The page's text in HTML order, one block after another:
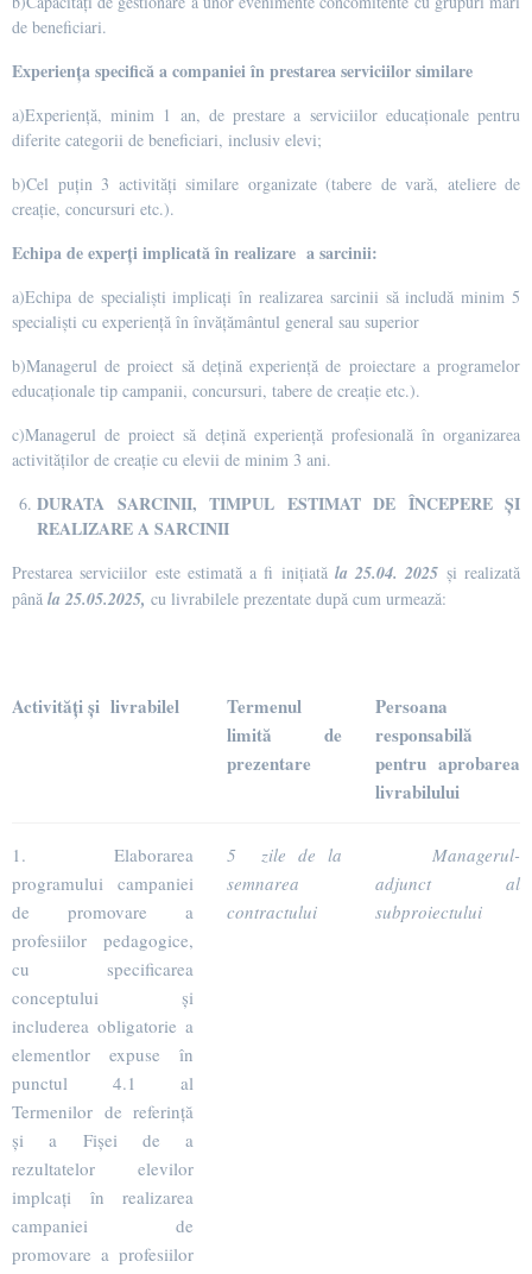
de beneficiari.
Experiența specifică a companiei în prestarea serviciilor similare
a)Experiență, minim 1 an, de prestare a serviciilor educaționale pentru
diferite categorii de beneficiari, inclusiv elevi;
b)Cel puțin 3 activități similare organizate (tabere de vară, ateliere de
creație, concursuri etc.).
Echipa de experți implicată în realizare a sarcinii:
a)Echipa de specialiști implicați în realizarea sarcinii să includă minim 5
specialiști cu experiență în învățământul general sau superior
b)Managerul de proiect să dețină experiență de proiectare a programelor
educaționale tip campanii, concursuri, tabere de creație etc.).
c)Managerul de proiect să dețină experiență profesională în organizarea
activităților de creație cu elevii de minim 3 ani.
DURATA SARCINII, TIMPUL ESTIMAT DE ÎNCEPERE ȘI
REALIZARE A SARCINII
Prestarea serviciilor este estimată a fi inițiată la 25.04. 2025 și realizată
până la 25.05.2025, cu livrabilele prezentate după cum urmează:
Activități și livrabilel
Termenul
limită de
prezentare
Persoana
responsabilă
pentru aprobarea
livrabilului
1. Elaborarea
programului campaniei
de promovare a
profesiilor pedagogice,
cu specificarea
conceptului și
includerea obligatorie a
elementlor expuse în
punctul 4.1 al
Termenilor de referință
și a Fișei de a
rezultatelor elevilor
implcați în realizarea
campaniei de
promovare a profesiilor
5 zile de la
semnarea
contractului
Managerul-
adjunct al
subproiectului